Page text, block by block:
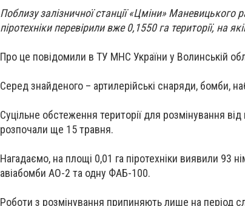
Поблизу залізничної станції «Цміни»
піротехніки перевірили вже 0,1550 га території, на
Про це повідомили в ТУ МНС України у Волинській
Серед знайденого – артилерійські снаряди, бомби,
Суцільне обстеження території для розмінування
розпочали ще 15 травня.
Нагадаємо, на площі 0,01 га піротехніки виявили 93
авіабомби АО-2 та одну ФАБ-100.
Роботи з розмінування припиняють лише на період